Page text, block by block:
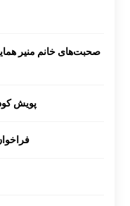
صحبت‌های خانم منیر
پویش